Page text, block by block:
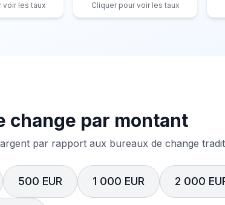
voir les taux Cliquer pour voir les taux
change par montant
par rapport aux bureaux de change
500 EUR 1 000 EUR 2 000